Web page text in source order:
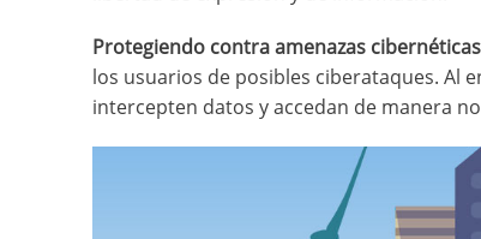
Protegiendo contra amenazas
los usuarios de posibles ciberataques. Al
intercepten datos y accedan de manera